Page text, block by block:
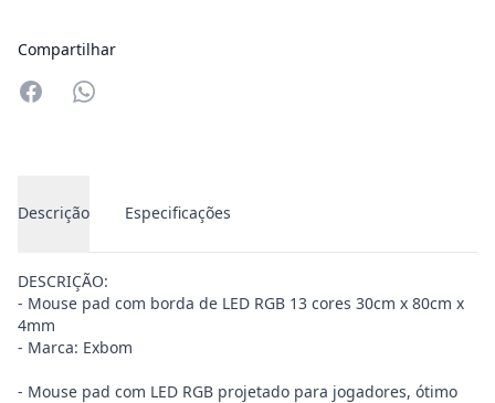
Compartilhar
Compartilhar no Whatsapp
Descrição Especificações
DESCRIÇÃO:
- Mouse pad com borda de LED RGB 13 cores 30cm x 80cm x
4mm
- Marca: Exbom
- Mouse pad com LED RGB projetado para jogadores, ótimo